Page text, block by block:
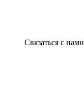
Связаться с нами